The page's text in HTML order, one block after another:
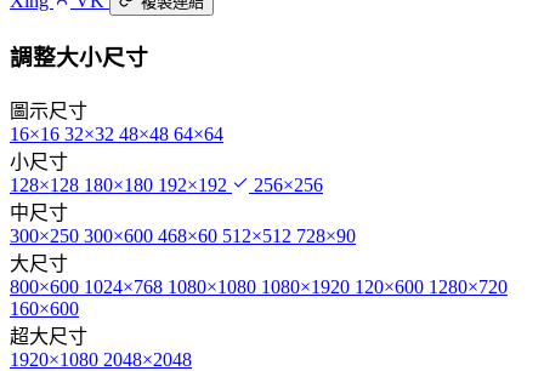
調整大小尺寸
圖示尺寸
16×16 32×32 48×48 64×64
小尺寸
128×128 180×180 192×192
256×256
中尺寸
300×250 300×600 468×60 512×512 728×90
大尺寸
800×600 1024×768 1080×1080 1080×1920 120×600 1280×720
160×600
超大尺寸
1920×1080 2048×2048